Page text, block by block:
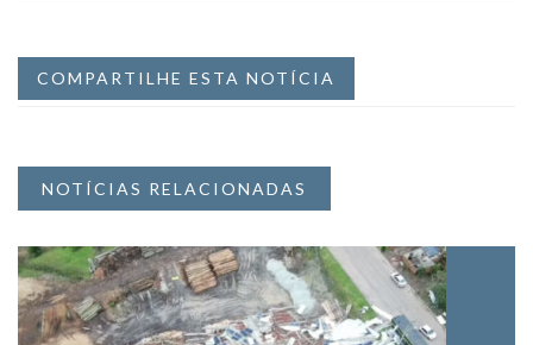
COMPARTILHE ESTA NOTÍCIA
NOTÍCIAS RELACIONADAS